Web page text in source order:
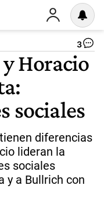
3
Horacio
sociales
diferencias
lideran la
sociales
y a Bullrich con